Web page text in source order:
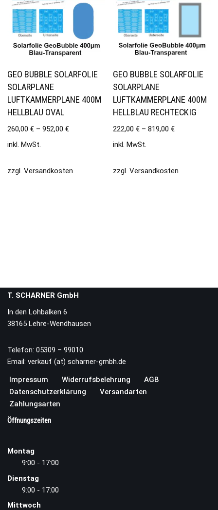
GEO BUBBLE SOLARFOLIE
SOLARPLANE
LUFTKAMMERPLANE 400Μ
HELLBLAU OVAL
260,00 € – 952,00 €
inkl. MwSt.
zzgl. Versandkosten
GEO BUBBLE SOLARFOLIE
SOLARPLANE
LUFTKAMMERPLANE 400Μ
HELLBLAU RECHTECKIG
222,00€ –819,00€
inkl. MwSt.
zzgl.Versandkosten
T. SCHARNER GmbH
In den Lohbalken 6
38165 Lehre-Wendhausen
Telefon: 05309 – 99010
Email: verkauf (at) scharner-gmbh.de
Impressum Widerrufsbelehrung
AGB
Datenschutzerklärung
Versandarten
Zahlungsarten
Öffnungszeiten
Montag
9:00 - 17:00
Dienstag
9:00 - 17:00
Mittwoch